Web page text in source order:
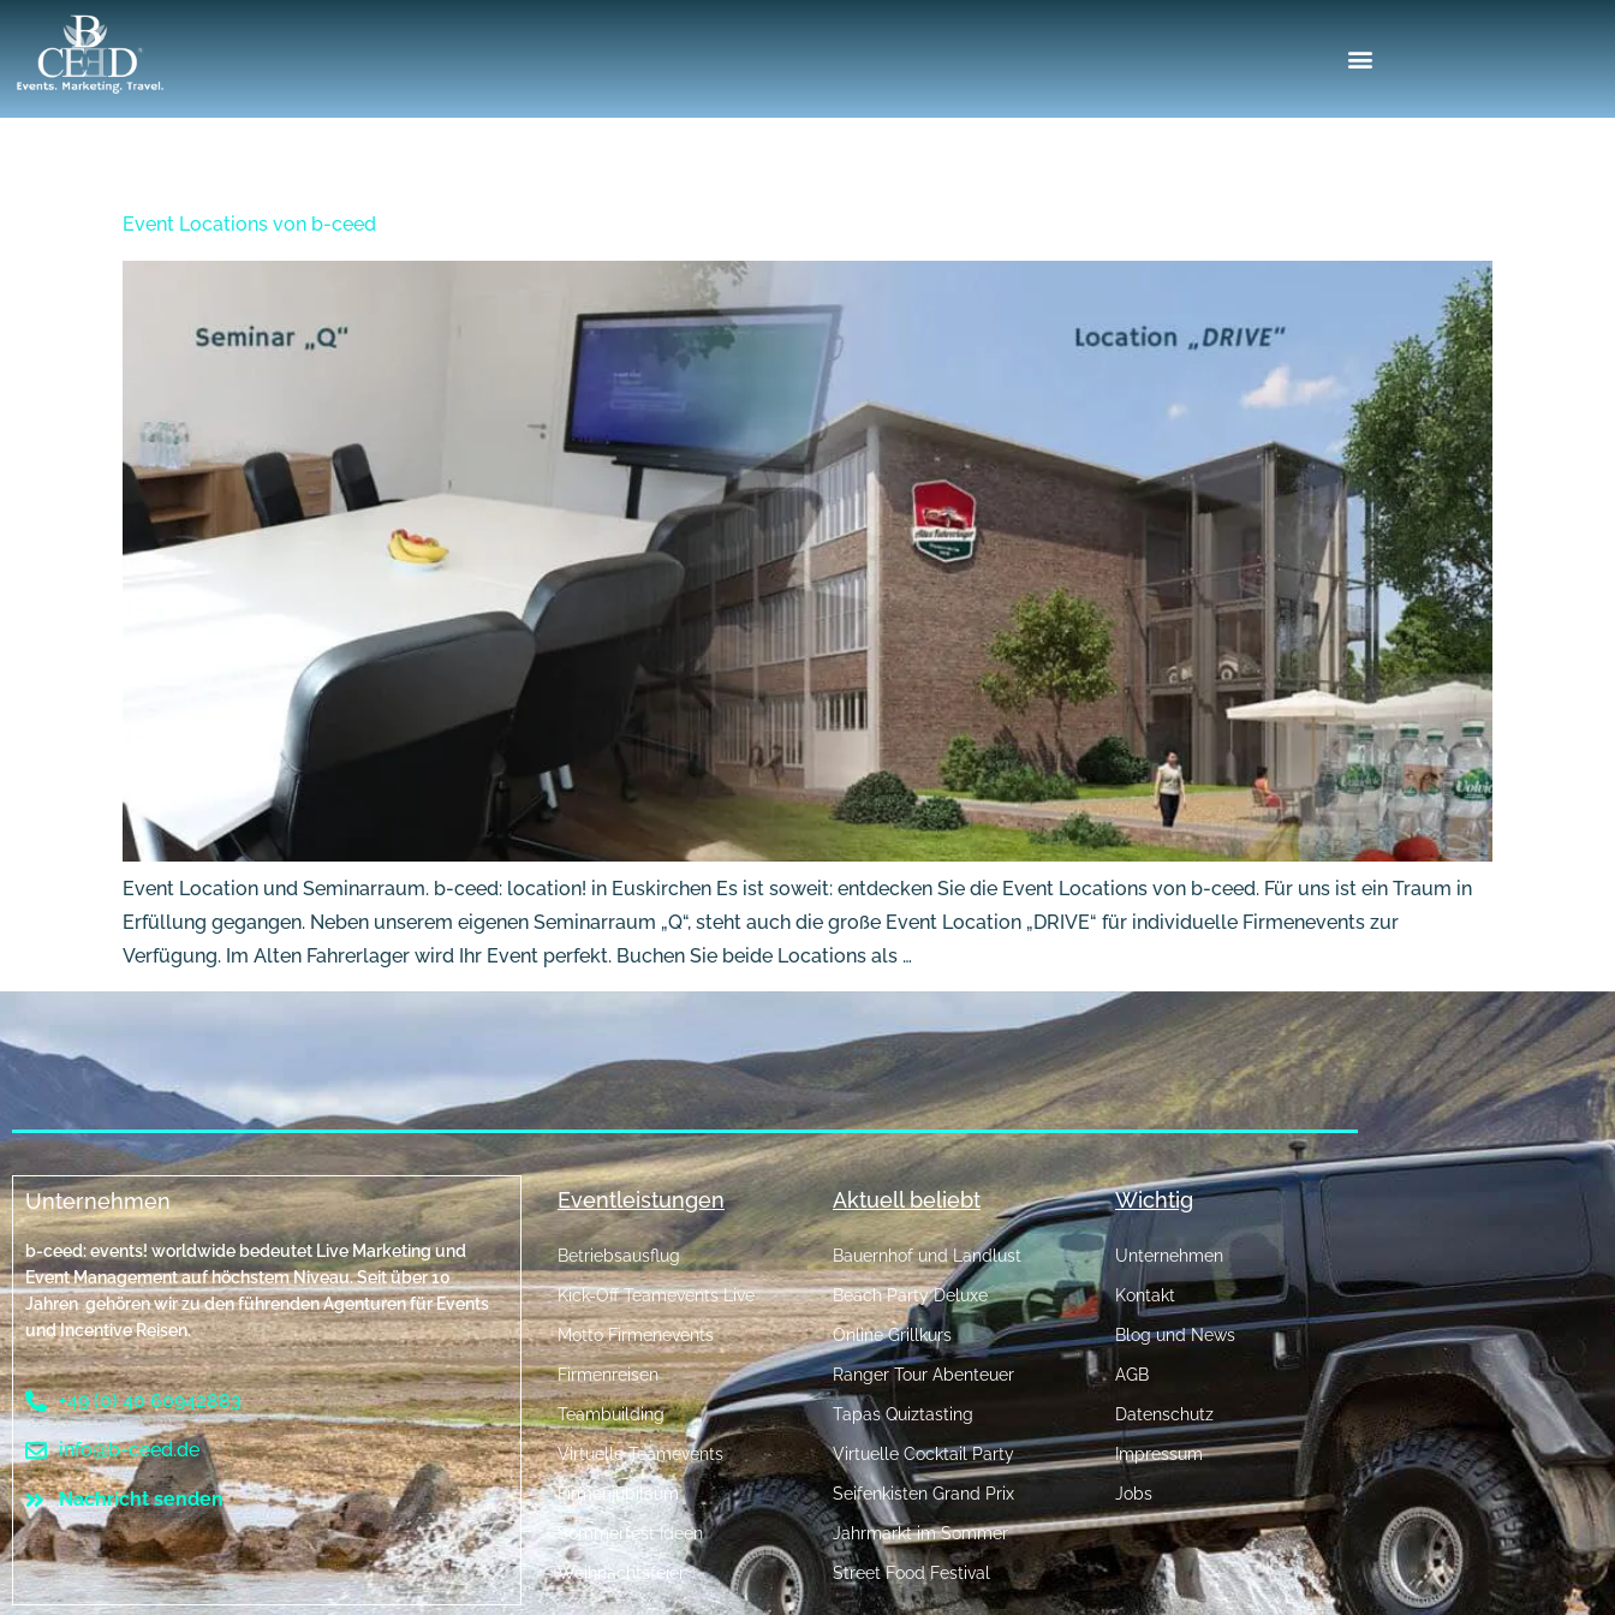
Event Locations von b-ceed
Event Location und Seminarraum. b-ceed: location! in Euskirchen Es ist soweit: entdecken Sie die Event Locations von b-ceed. Für uns ist ein Traum in
Erfüllung gegangen. Neben unserem eigenen Seminarraum „Q“, steht auch die große Event Location „DRIVE“ für individuelle Firmenevents zur
Verfügung. Im Alten Fahrerlager wird Ihr Event perfekt. Buchen Sie beide Locations als …
Unternehmen
b-ceed: events! worldwide bedeutet Live Marketing und
Event Management auf höchstem Niveau. Seit über 10
Jahren gehören wir zu den führenden Agenturen für Events
und Incentive Reisen.
+49 (0) 40 60942883
info@b-ceed.de
Nachricht senden
Eventleistungen
Betriebsausflug
Kick-Off Teamevents Live
Motto Firmenevents
Firmenreisen
Teambuilding
Virtuelle Teamevents
Firmenjubiläum
Sommerfest Ideen
Weihnachtsfeier
Aktuell beliebt
Bauernhof und Landlust
Beach Party Deluxe
Online Grillkurs
Ranger Tour Abenteuer
Tapas Quiztasting
Virtuelle Cocktail Party
Seifenkisten Grand Prix
Jahrmarkt im Sommer
Street Food Festival
Wichtig
Unternehmen
Kontakt
Blog und News
AGB
Datenschutz
Impressum
Jobs